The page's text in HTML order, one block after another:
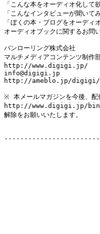
「こんな本をオーディオ化して
「こんなインタビューが聞いて
「ぼくの本・ブログをオーディ
オーディオブックに関するお問
パンローリング株式会社
マルチメディアコンテンツ制作
http://www.digigi.jp/
info@digigi.jp
http://ameblo.jp/digigi/
※ 本メールマガジンを今後、配
http://www.digigi.jp/bin/
解除をお願いいたします。